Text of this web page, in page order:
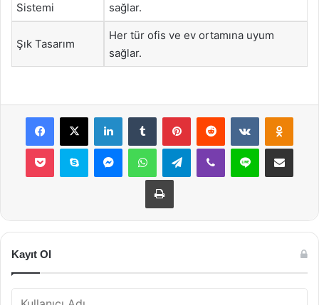
Sistemi
sağlar.
Şık Tasarım
Her tür ofis ve ev ortamına uyum
sağlar.
Facebook
X LinkedInTumblr PinterestReddit VKontakte
Pocket Skype MessengerWhatsAppTelegramViber Line E-Posta ile
Yazdır
Kayıt Ol